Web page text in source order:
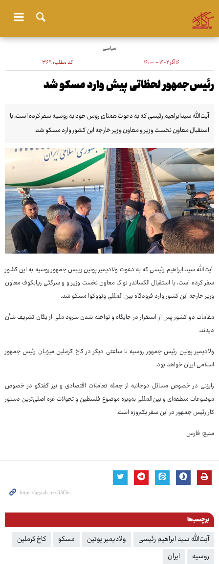
سیاسی
۱۶ آذر ۱۴۰۲ - ۱۶:۰۰ کد مطلب:۳۶۹
رئیس‌جمهور لحظاتی پیش وارد مسکو شد
آیت‌الله سیدابراهیم رئیسی که به دعوت همتای روس خود به روسیه سفر کرده است، با
استقبال معاون نخست وزیر و معاون وزیر خارجه این کشور وارد مسکو شد.
آیت‌الله سید ابراهیم رئیسی که به دعوت ولادیمیر پوتین رییس جمهور روسیه به این کشور
سفر کرده است، با استقبال الکساندر نواک معاون نخست وزیر و و سرگئی ریابکوف معاون
وزیر خارجه این کشور وارد فرودگاه بین المللی ونووکوا مسکو شد.
مقامات دو کشور پس از استقرار در جایگاه و نواخته شدن سرود ملی از یگان تشریف شأن
دیدند.
ولادیمیر پوتین رئیس جمهور روسیه تا ساعتی دیگر در کاخ کرملین میزبان رئیس جمهور
اسلامی ایران خواهد بود.
رایزنی در خصوص مسائل دوجانبه از جمله تعاملات اقتصادی و نیز گفتگو در خصوص
موضوعات منطقه‌ای و بین‌المللی به‌ویژه موضوع فلسطین و تحولات غزه اصلی‌ترین دستور
کار رئیس جمهور در این سفر یک‌روزه است.
منبع: فارس
برچسب‌ها
آیت‌الله سید ابراهیم رئیسی ولادیمیر پوتین مسکو
کاخ کرملین
روسیه
ایران